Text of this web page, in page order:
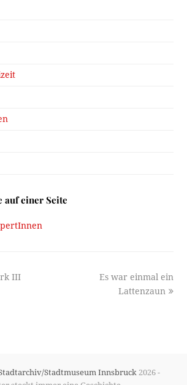
auf einer Seite
III
next
post:
Es war einmal ein
Lattenzaun
Stadtmuseum Innsbruck 2026 -